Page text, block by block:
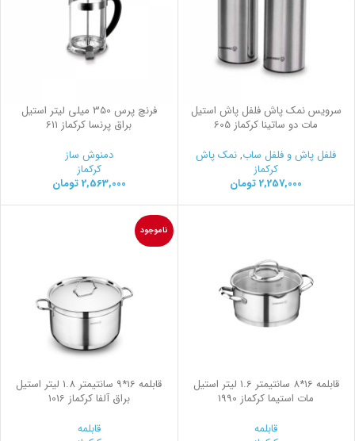
سرویس نمک پاش فلفل پاش استیل
مات دو ساتینا کرکماز 605
فلفل پاش و فلفل ساب,نمک پاش
کرکماز
2,257,000 تومان
فرنچ پرس 350 میلی لیتر استیل
براق پرنسا کرکماز 611
دمنوش ساز
کرکماز
2,563,000 تومان
قابلمه 16*8 سانتیمتر 1.6 لیتر استیل
مات استیما کرکماز 1990
قابلمه
ناموجود
قابلمه 16*9 سانتیمتر 1.8 لیتر استیل
براق آلفا کرکماز 1016
قابلمه